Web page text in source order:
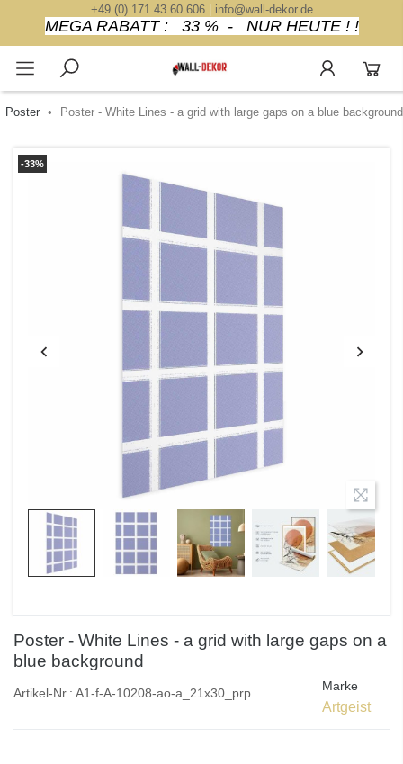
+49 (0) 171 43 60 606| info@wall-dekor.de
MEGA RABATT : 33 % - NUR HEUTE ! !
Poster Poster - White Lines - a grid with large gaps on a blue background
-33%
Poster - White Lines - a grid with large gaps on a
blue background
Artikel-Nr.: A1-f-A-10208-ao-a_21x30_prp Marke
Artgeist